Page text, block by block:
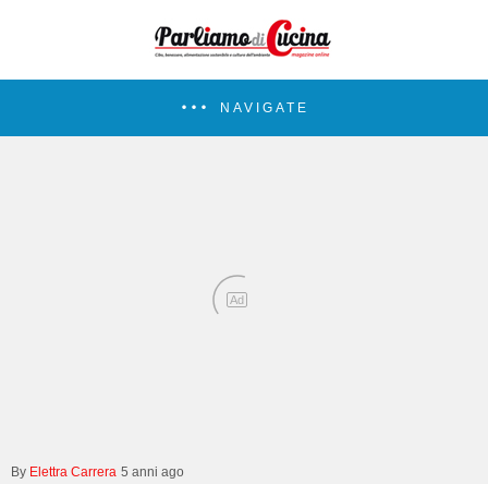
NAVIGATE
Ad
Elettra Carrera 5 anni ago